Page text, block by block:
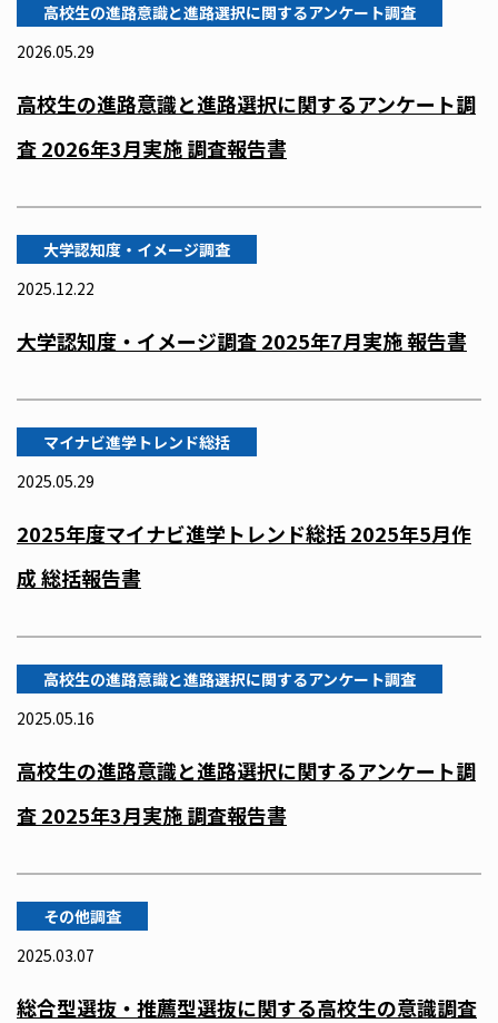
高校生の進路意識と進路選択に関するアンケート調査
2026.05.29
高校生の進路意識と進路選択に関するアンケート調
査 2026年3月実施 調査報告書
大学認知度・イメージ調査
2025.12.22
大学認知度・イメージ調査 2025年7月実施 報告書
マイナビ進学トレンド総括
2025.05.29
2025年度マイナビ進学トレンド総括 2025年5月作
成 総括報告書
高校生の進路意識と進路選択に関するアンケート調査
2025.05.16
高校生の進路意識と進路選択に関するアンケート調
査 2025年3月実施 調査報告書
その他調査
2025.03.07
総合型選抜・推薦型選抜に関する高校生の意識調査